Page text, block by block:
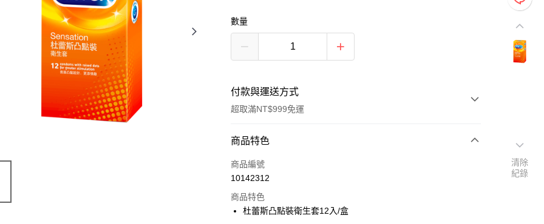
數量
付款與運送方式
超取滿NT$999免運
付款方式
信用卡一次付款
LINE Pay
商品特色
商品編號
10142312
商品特色
杜蕾斯凸點裝衛生套12入/盒
清除
紀錄